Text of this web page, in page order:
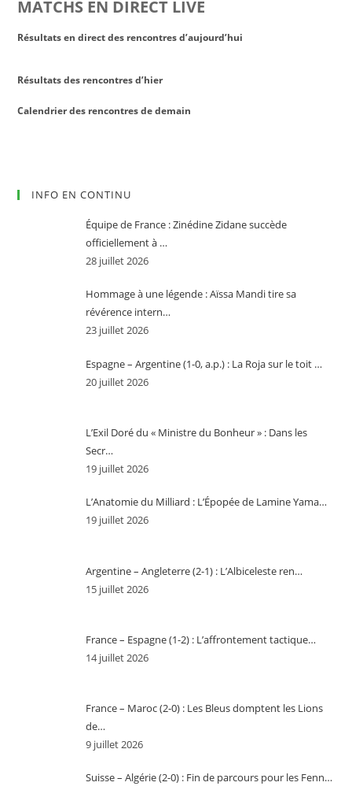
MATCHS EN DIRECT LIVE
Résultats en direct des rencontres d’aujourd’hui
Résultats des rencontres d’hier
Calendrier des rencontres de demain
INFO EN CONTINU
Équipe de France : Zinédine Zidane succède
officiellement à …
28 juillet 2026
Hommage à une légende : Aïssa Mandi tire sa
révérence intern…
23 juillet 2026
Espagne – Argentine (1-0, a.p.) : La Roja sur le toit …
20 juillet 2026
L’Exil Doré du « Ministre du Bonheur » : Dans les
Secr…
19 juillet 2026
L’Anatomie du Milliard : L’Épopée de Lamine Yama…
19 juillet 2026
Argentine – Angleterre (2-1) : L’Albiceleste ren…
15 juillet 2026
France – Espagne (1-2) : L’affrontement tactique…
14 juillet 2026
France – Maroc (2-0) : Les Bleus domptent les Lions
de…
9 juillet 2026
Suisse – Algérie (2-0) : Fin de parcours pour les Fenn…